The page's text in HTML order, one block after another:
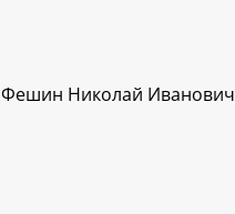
Фешин Николай Иванович